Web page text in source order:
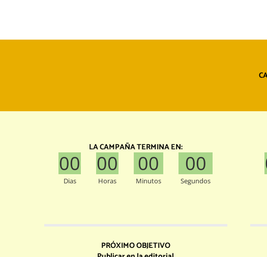
LA CAMPAÑA TERMINA EN:
00
Dias
00
Horas
00
Minutos
00
Segundos
PRÓXIMO OBJETIVO